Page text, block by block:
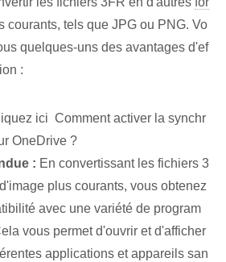
courants, tels que JPG ou PNG. Vo
quelques-uns des avantages d'ef
:
ici Comment activer la synchr
OneDrive ?
: En convertissant les fichiers 3
plus courants, vous obtenez
avec une variété de program
vous permet d'ouvrir et d'afficher
applications et appareils san